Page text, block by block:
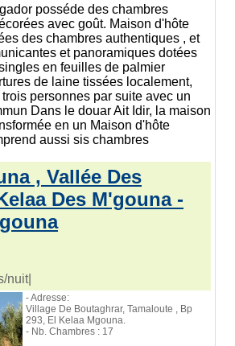
posséde des chambres
avec goût. Maison d'hôte
des chambres authentiques , et
et panoramiques dotées
en feuilles de palmier
de laine tissées localement,
personnes par suite avec un
Dans le douar Ait Idir, la maison
en un Maison d'hôte
aussi sis chambres
, Vallée Des
Des M'gouna -
nuit|
- Adresse:
Village De Boutaghrar, Tamaloute , Bp
293, El Kelaa Mgouna.
- Nb. Chambres : 17